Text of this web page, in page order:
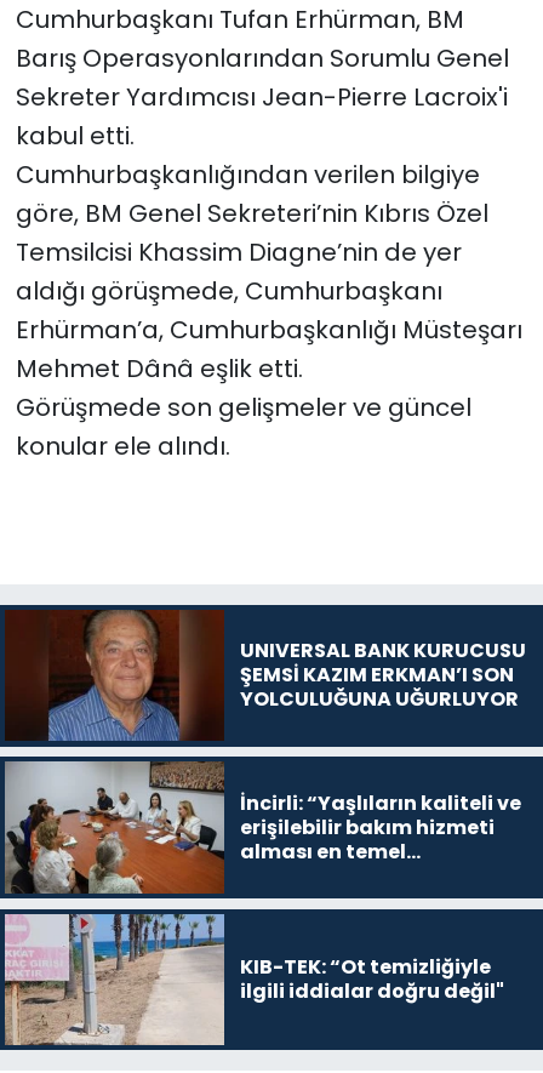
Cumhurbaşkanı Tufan Erhürman, BM
Barış Operasyonlarından Sorumlu Genel
Sekreter Yardımcısı Jean-Pierre Lacroix'i
kabul etti.
Cumhurbaşkanlığından verilen bilgiye
göre, BM Genel Sekreteri’nin Kıbrıs Özel
Temsilcisi Khassim Diagne’nin de yer
aldığı görüşmede, Cumhurbaşkanı
Erhürman’a, Cumhurbaşkanlığı Müsteşarı
Mehmet Dânâ eşlik etti.
Görüşmede son gelişmeler ve güncel
konular ele alındı.
UNIVERSAL BANK KURUCUSU
ŞEMSİ KAZIM ERKMAN’I SON
YOLCULUĞUNA UĞURLUYOR
İncirli: “Yaşlıların kaliteli ve
erişilebilir bakım hizmeti
alması en temel
KIB-TEK: “Ot temizliğiyle
ilgili iddialar doğru değil"
Spor
Teknoloji
Video Galeri
YAŞAM
Yazarlar